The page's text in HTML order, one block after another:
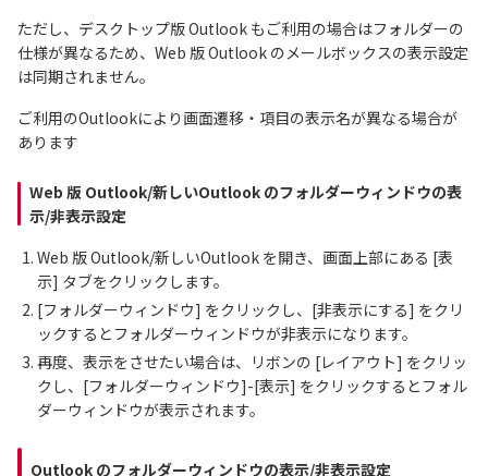
ただし、デスクトップ版 Outlook もご利用の場合はフォルダーの
仕様が異なるため、Web 版 Outlook のメールボックスの表示設定
は同期されません。
ご利用のOutlookにより画面遷移・項目の表示名が異なる場合が
あります
Web 版 Outlook/新しいOutlook のフォルダーウィンドウの表
示/非表示設定
Web 版 Outlook/新しいOutlook を開き、画面上部にある [表
示] タブをクリックします。
[フォルダーウィンドウ] をクリックし、[非表示にする] をクリ
ックするとフォルダーウィンドウが非表示になります。
再度、表示をさせたい場合は、リボンの [レイアウト] をクリッ
クし、[フォルダーウィンドウ]-[表示] をクリックするとフォル
ダーウィンドウが表示されます。
Outlook のフォルダーウィンドウの表示/非表示設定